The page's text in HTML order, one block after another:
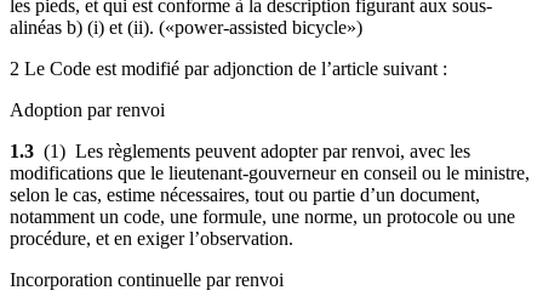
les pieds, et qui est conforme à la description figurant aux sous-
alinéas b) (i) et (ii). («power-assisted bicycle»)
2 Le Code est modifié par adjonction de l’article suivant :
Adoption par renvoi
1.3 (1) Les règlements peuvent adopter par renvoi, avec les
modifications que le lieutenant-gouverneur en conseil ou le ministre,
selon le cas, estime nécessaires, tout ou partie d’un document,
notamment un code, une formule, une norme, un protocole ou une
procédure, et en exiger l’observation.
Incorporation continuelle par renvoi